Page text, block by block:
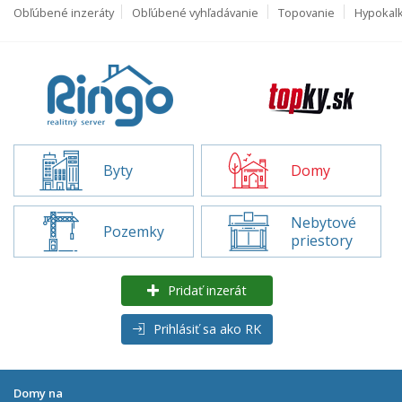
Obľúbené inzeráty Obľúbené vyhľadávanie Topovanie
Byty Domy
Pozemky
Nebytové
priestory
Pridať inzerát
Prihlásiť sa ako RK
Domy na